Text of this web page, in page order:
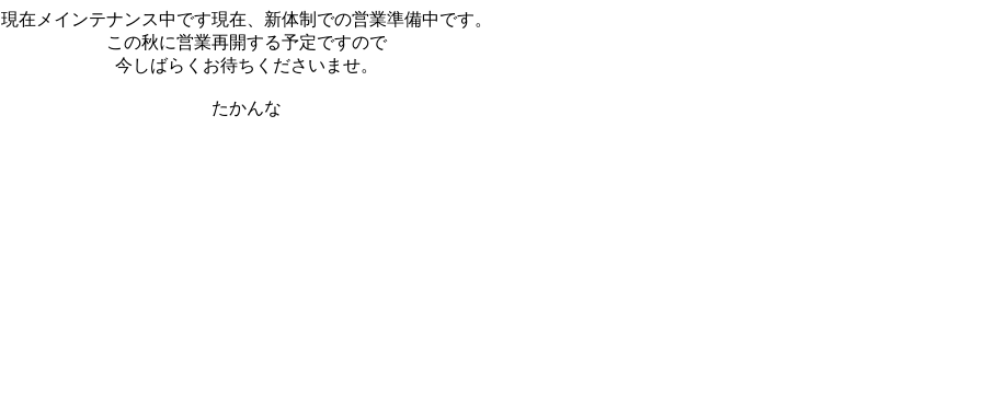
現在メインテナンス中です現在、新体制での営業準備中です。
この秋に営業再開する予定ですので
今しばらくお待ちくださいませ。
たかんな